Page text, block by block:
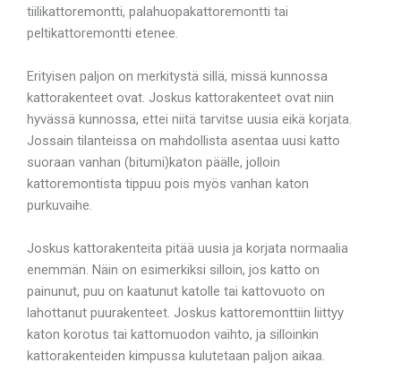
tiilikattoremontti, palahuopakattoremontti tai
peltikattoremontti etenee.
Erityisen paljon on merkitystä sillä, missä kunnossa
kattorakenteet ovat. Joskus kattorakenteet ovat niin
hyvässä kunnossa, ettei niitä tarvitse uusia eikä korjata.
Jossain tilanteissa on mahdollista asentaa uusi katto
suoraan vanhan (bitumi)katon päälle, jolloin
kattoremontista tippuu pois myös vanhan katon
purkuvaihe.
Joskus kattorakenteita pitää uusia ja korjata normaalia
enemmän. Näin on esimerkiksi silloin, jos katto on
painunut, puu on kaatunut katolle tai kattovuoto on
lahottanut puurakenteet. Joskus kattoremonttiin liittyy
katon korotus tai kattomuodon vaihto, ja silloinkin
kattorakenteiden kimpussa kulutetaan paljon aikaa.